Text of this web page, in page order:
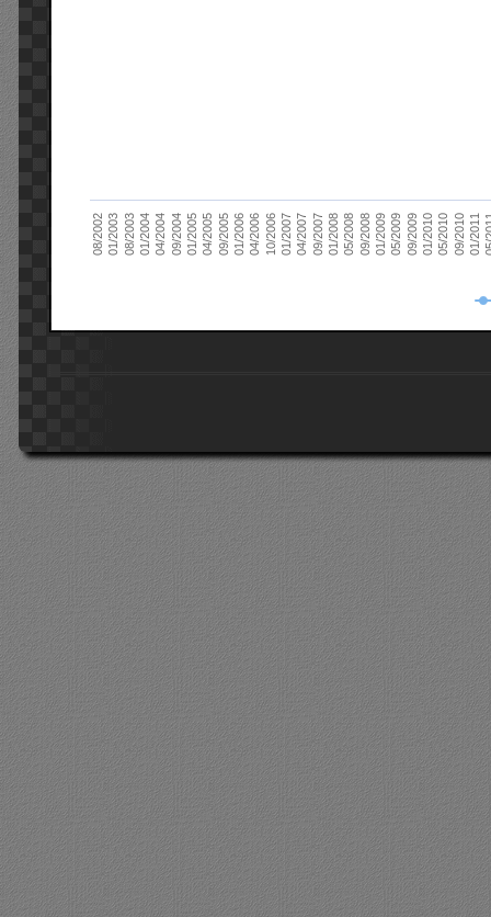
08/200201/200308/200301/200404/200409/200401/200504/200509/200501/200604/200610/200601/200704/200709/200701/200805/200809/200801/200905/200909/200901/201005/201009/201001/2011